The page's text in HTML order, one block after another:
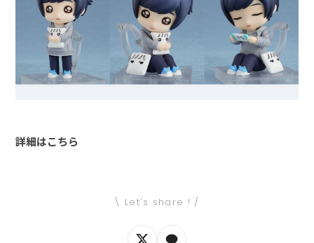
詳細はこちら
\ Let's share ! /